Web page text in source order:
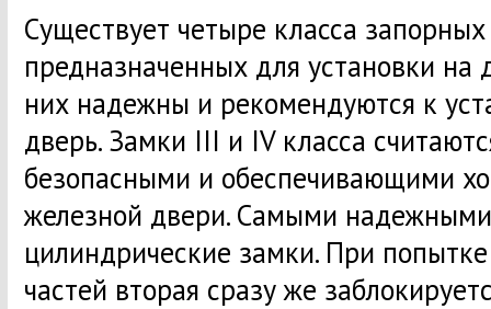
Существует четыре класса
предназначенных для установки на
них надежны и рекомендуются к
дверь. Замки III и IV класса
безопасными и обеспечивающими
железной двери. Самыми
цилиндрические замки. При
частей вторая сразу же